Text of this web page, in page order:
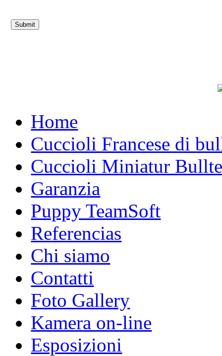
Home
Cuccioli Francese di
Cuccioli Miniatur
Garanzia
Puppy TeamSoft
Referencias
Chi siamo
Contatti
Foto Gallery
Kamera on-line
Esposizioni